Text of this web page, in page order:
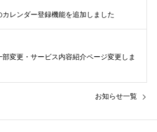
カレンダー登録機能を追加しました
部変更・サービス内容紹介ページ変更しま
お知らせ一覧